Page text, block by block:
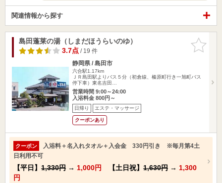
関連情報から探す
お気に入
りに追加
島田蓬莱の湯（しまだほうらいのゆ）
3.7点/ 19 件
静岡県 / 島田市
六合駅1.17km
ＪＲ島田駅よりバス５分（初倉線、榛原町行き一旭町バス
停下車）東名吉田…
営業時間 9:00～24:00
入浴料金 800円～
日帰り エステ・マッサージ
クーポンあり
クーポン
入浴料＋名入れタオル＋入会金 330円引き ※毎月第4土
日利用不可
【平日】 1,330円 → 1,000円 【土日祝】 1,630円 → 1,300
円